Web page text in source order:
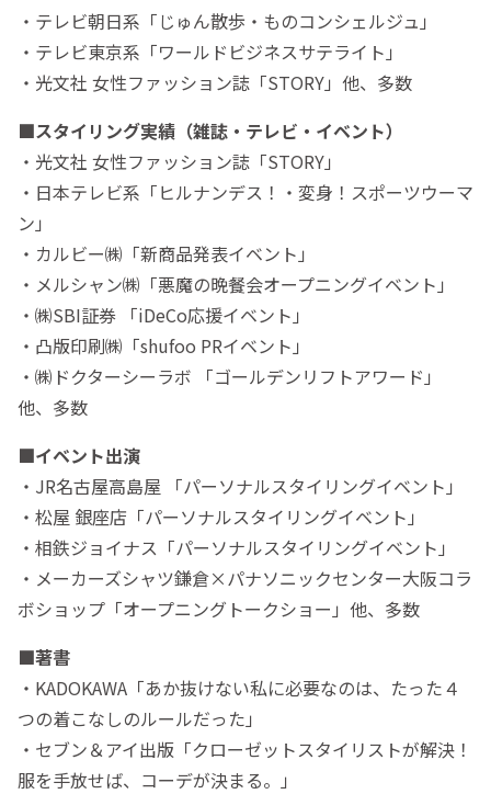
・テレビ朝日系「じゅん散歩・ものコンシェルジュ」
・テレビ東京系「ワールドビジネスサテライト」
・光文社 女性ファッション誌「STORY」他、多数
■スタイリング実績（雑誌・テレビ・イベント）
・光文社 女性ファッション誌「STORY」
・日本テレビ系「ヒルナンデス！・変身！スポーツウーマ
ン」
・カルビー㈱「新商品発表イベント」
・メルシャン㈱「悪魔の晩餐会オープニングイベント」
・㈱SBI証券 「iDeCo応援イベント」
・凸版印刷㈱「shufoo PRイベント」
・㈱ドクターシーラボ 「ゴールデンリフトアワード」
他、多数
■イベント出演
・JR名古屋高島屋 「パーソナルスタイリングイベント」
・松屋 銀座店「パーソナルスタイリングイベント」
・相鉄ジョイナス「パーソナルスタイリングイベント」
・メーカーズシャツ鎌倉×パナソニックセンター大阪コラ
ボショップ「オープニングトークショー」他、多数
■著書
・KADOKAWA「あか抜けない私に必要なのは、たった４
つの着こなしのルールだった」
・セブン＆アイ出版「クローゼットスタイリストが解決！
服を手放せば、コーデが決まる。」